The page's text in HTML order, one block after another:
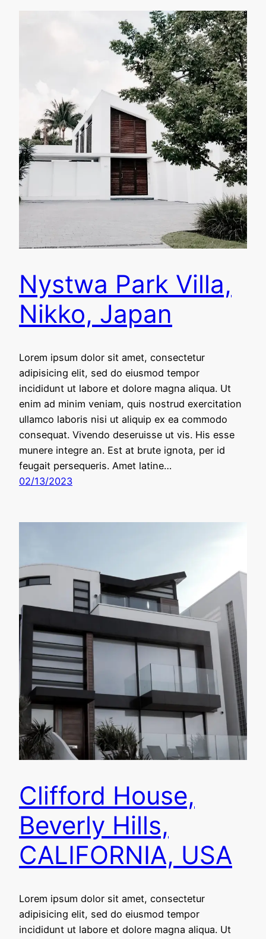
Nystwa Park Villa,
Nikko, Japan
Lorem ipsum dolor sit amet, consectetur
adipisicing elit, sed do eiusmod tempor
incididunt ut labore et dolore magna aliqua. Ut
enim ad minim veniam, quis nostrud exercitation
ullamco laboris nisi ut aliquip ex ea commodo
consequat. Vivendo deseruisse ut vis. His esse
munere integre an. Est at brute ignota, per id
feugait persequeris. Amet latine…
02/13/2023
Clifford House,
Beverly Hills,
CALIFORNIA, USA
Lorem ipsum dolor sit amet, consectetur
adipisicing elit, sed do eiusmod tempor
incididunt ut labore et dolore magna aliqua. Ut